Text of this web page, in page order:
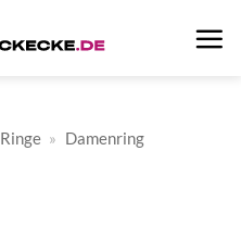
Ringe » Damenring